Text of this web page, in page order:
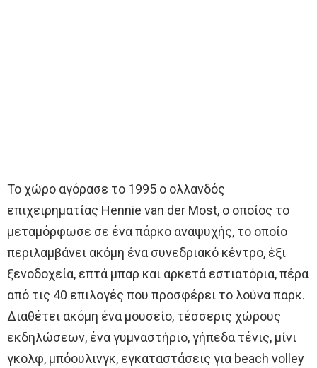
Το χώρο αγόρασε το 1995 ο ολλανδός
επιχειρηματίας Hennie van der Most, ο οποίος το
μεταμόρφωσε σε ένα πάρκο αναψυχής, το οποίο
περιλαμβάνει ακόμη ένα συνεδριακό κέντρο, έξι
ξενοδοχεία, επτά μπαρ και αρκετά εστιατόρια, πέρα
από τις 40 επιλογές που προσφέρει το λούνα παρκ.
Διαθέτει ακόμη ένα μουσείο, τέσσερις χώρους
εκδηλώσεων, ένα γυμναστήριο, γήπεδα τένις, μίνι
γκολφ, μπόουλινγκ, εγκαταστάσεις για beach volley